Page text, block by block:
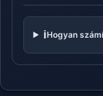
ℹ️Hogyan